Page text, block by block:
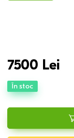
7500 Lei
În stoc